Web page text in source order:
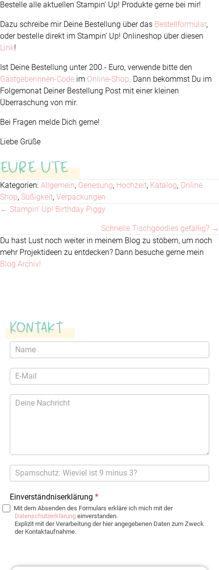
Bestelle alle aktuellen Stampin‘ Up! Produkte gerne bei mir!
Dazu schreibe mir Deine Bestellung über das Bestellformular,
oder bestelle direkt im Stampin‘ Up! Onlineshop über diesen
Link!
Ist Deine Bestellung unter 200.- Euro, verwende bitte den
Gastgeberinnen-Code im Online-Shop. Dann bekommst Du im
Folgemonat Deiner Bestellung Post mit einer kleinen
Überraschung von mir.
Bei Fragen melde Dich gerne!
Liebe Grüße
EURE UTE
Kategorien: Allgemein, Genesung, Hochzeit, Katalog, Online
Shop, Süßigkeit, Verpackungen
Posts
navigation
← Stampin‘ Up! Birthday Piggy
Schnelle Tischgoodies gefällig? →
Du hast Lust noch weiter in meinem Blog zu stöbern, um noch
mehr Projektideen zu entdecken? Dann besuche gerne mein
Blog Archiv!
Kontakt
Kontaktformular
Einverständniserklärung *
Mit dem Absenden des Formulars erkläre ich mich mit der
Datenschutzerklärung einverstanden.
Explizit mit der Verarbeitung der hier angegebenen Daten zum Zweck
der Kontaktaufnahme.